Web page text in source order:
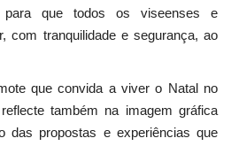
para que todos os viseenses e
com tranquilidade e segurança, ao
que convida a viver o Natal no
também na imagem gráfica
das propostas e experiências que